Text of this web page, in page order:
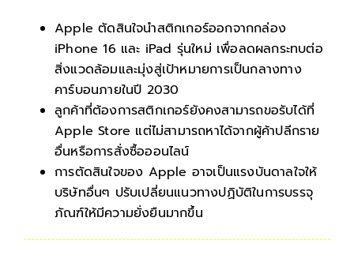
Apple ตัดสินใจนำสติกเกอร์ออกจากกล่อง
iPhone 16 และ iPad รุ่นใหม่ เพื่อลดผลกระทบต่อ
สิ่งแวดล้อมและมุ่งสู่เป้าหมายการเป็นกลางทาง
คาร์บอนภายในปี 2030
ลูกค้าที่ต้องการสติกเกอร์ยังคงสามารถขอรับได้ที่
Apple Store แต่ไม่สามารถหาได้จากผู้ค้าปลีกราย
อื่นหรือการสั่งซื้อออนไลน์
การตัดสินใจของ Apple อาจเป็นแรงบันดาลใจให้
บริษัทอื่นๆ ปรับเปลี่ยนแนวทางปฏิบัติในการบรรจุ
ภัณฑ์ให้มีความยั่งยืนมากขึ้น